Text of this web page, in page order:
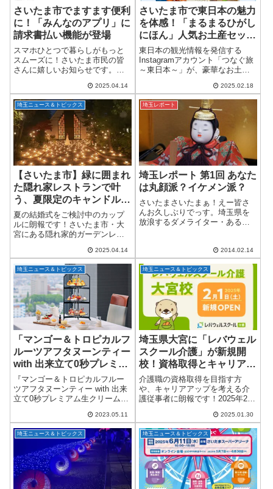
さいたま市でますます便利
に！「みんなのアプリ」に
請求書払い機能が登場
スマホひとつで暮らしがもっと
スムーズに！さいたま市民の皆
さんに嬉しいお知らせです。
けアプリ「さいたま市みんなの
アプリ」に、新たに「請求書払
い」機能が追加されました！こ
れにより、市の各種...
2025.04.14
さいたま市で東日本の魅力
を体感！「まるまるひがし
にほん」人気お土産セット
が当たるキャンペーン開催
東日本の観光情報を発信する
Instagramアカウント「つなぐ旅
～東日本～」が、豪華なお土産
ロー＆いいね♡キャンペーンを
開催中！東日本各地の美味しい
特産品が詰まった「まるまるひ
がしにほん」...
2025.02.18
埼玉ニュース＆トピックス
【さいたま市】緑に囲まれ
た隠れ家レストランで叶
う、夏限定のキャンドルウ
エディング2025
夏の結婚式をご検討中のカップ
ルに朗報です！さいたま市・大
宮にある隠れ家的ガーデンレス
リーズ ドゥ 葉山庵）」では、
2025年7月・8月の結婚式を対象
に、キャンドルウエディング
演...
2025.04.14
埼玉レポート
埼玉レポート 第1回 あなた
は丸顔派？イケメン派？
さいたまさいたまぁ！えー皆さ
んお久しぶりでっす。埼玉県を
放浪するダメライター・あるか
名所やおもしろスポットを紹介
して参りました。あれから色々
とあーだこー...
2014.02.14
埼玉ニュース＆トピックス
「マンゴー＆トロピカルフ
ルーツアフタヌーンティー
with 出来立て0秒プレミア
ム生クリームのマンゴーシ
ョートケーキ」ロイヤルパ
インズホテル浦和にて、
『マンゴー＆トロピカルフルー
ツアフタヌーンティー with 出来
立て0秒プレミアム生クリームの
1日（木）から8月27日（日）ま
での期間限定で、19階トップラ
ウンジにてご提供いたします。
2023.05.11
埼玉ニュース＆トピックス
埼玉県大宮に「レバウェル
スクール介護」が新規開
校！資格取得とキャリアア
ップをサポート
介護職の資格取得を目指す方
や、キャリアアップを考える介
護従事者に朗報です！2025年2月
ル「レバウェルスクール介護」
が埼玉県大宮に新校舎を開校し
ます！介護業界の人材不足に対
応！資格取得で...
2025.01.30
埼玉ニュース＆トピックス 埼玉ニュース＆トピックス